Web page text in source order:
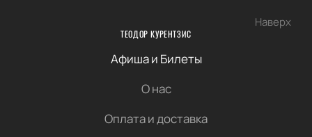
Наверх
ТЕОДОР КУРЕНТЗИС
Афиша и Билеты
О нас
Оплата и доставка